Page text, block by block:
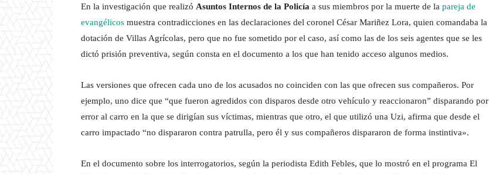
En la investigación que realizó Asuntos Internos de la Policía a sus miembros por la muerte de la pareja de
evangélicos muestra contradicciones en las declaraciones del coronel César Mariñez Lora, quien comandaba la
dotación de Villas Agrícolas, pero que no fue sometido por el caso, así como las de los seis agentes que se les
dictó prisión preventiva, según consta en el documento a los que han tenido acceso algunos medios.
Las versiones que ofrecen cada uno de los acusados no coinciden con las que ofrecen sus compañeros. Por
ejemplo, uno dice que “que fueron agredidos con disparos desde otro vehículo y reaccionaron” disparando por
error al carro en la que se dirigían sus víctimas, mientras que otro, el que utilizó una Uzi, afirma que desde el
carro impactado “no dispararon contra patrulla, pero él y sus compañeros dispararon de forma instintiva».
En el documento sobre los interrogatorios, según la periodista Edith Febles, que lo mostró en el programa El